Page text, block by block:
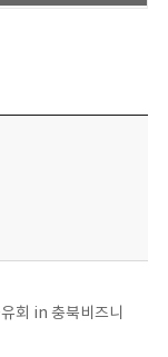
회 in 충북비즈니